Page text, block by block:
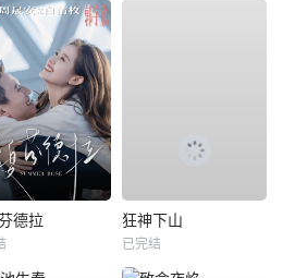
德拉 狂神下山
已完结